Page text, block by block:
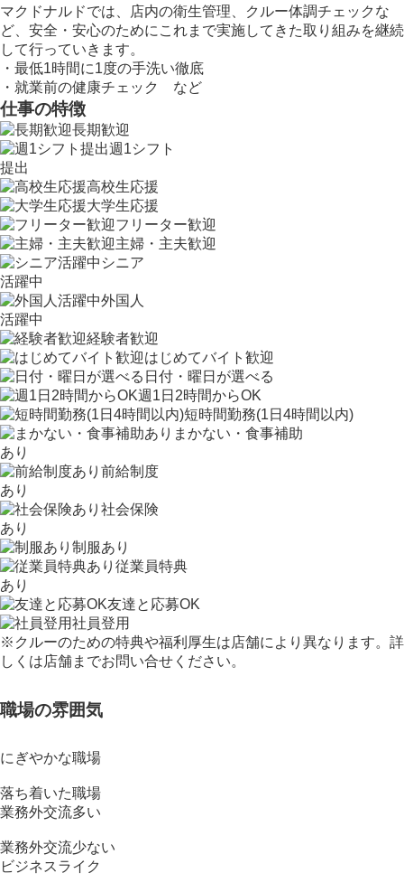
マクドナルドでは、店内の衛生管理、クルー体調チェックな
ど、安全・安心のためにこれまで実施してきた取り組みを継続
して行っていきます。
・最低1時間に1度の手洗い徹底
・就業前の健康チェック など
仕事の特徴
長期歓迎
週1シフト
提出
高校生応援
大学生応援
フリーター歓迎
主婦・主夫歓迎
シニア
活躍中
外国人
活躍中
経験者歓迎
はじめてバイト歓迎
日付・曜日が選べる
週1日2時間からOK
短時間勤務(1日4時間以内)
まかない・食事補助
あり
前給制度
あり
社会保険
あり
制服あり
従業員特典
あり
友達と応募OK
社員登用
※クルーのための特典や福利厚生は店舗により異なります。詳
しくは店舗までお問い合せください。
職場の雰囲気
にぎやかな職場
落ち着いた職場
業務外交流多い
業務外交流少ない
ビジネスライク